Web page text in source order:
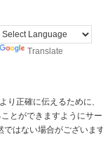
Translate
り正確に伝えるために、
とができますようにサー
はない場合がございま